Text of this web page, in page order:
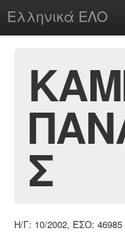
Ελληνικά ΕΛΟ
chesstu.be @ discord
LoginΣ
Η/Γ: 10/2002, ΕΣΟ: 46985